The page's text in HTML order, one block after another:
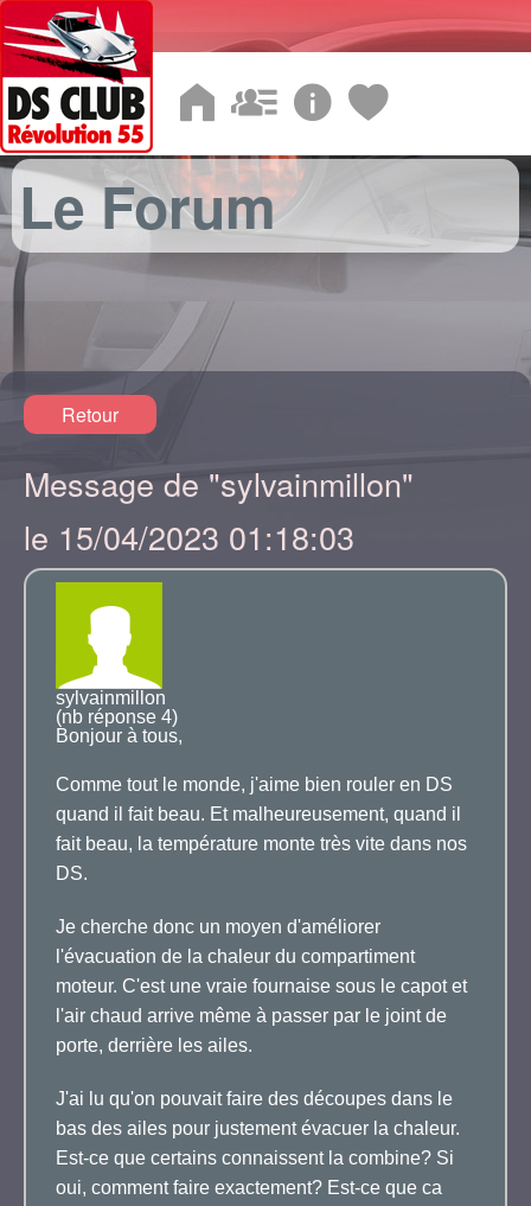
Le Forum
Retour
Message de "sylvainmillon"
le 15/04/2023 01:18:03
sylvainmillon
(nb réponse 4)
Bonjour à tous,
Comme tout le monde, j'aime bien rouler en DS
quand il fait beau. Et malheureusement, quand il
fait beau, la température monte très vite dans nos
DS.
Je cherche donc un moyen d'améliorer
l'évacuation de la chaleur du compartiment
moteur. C'est une vraie fournaise sous le capot et
l'air chaud arrive même à passer par le joint de
porte, derrière les ailes.
J'ai lu qu'on pouvait faire des découpes dans le
bas des ailes pour justement évacuer la chaleur.
Est-ce que certains connaissent la combine? Si
oui, comment faire exactement? Est-ce que ca